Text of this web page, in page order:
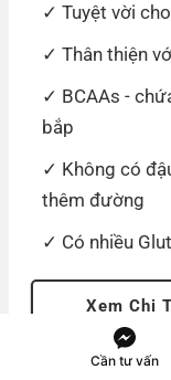
Tuyệt vời
Thân thiện
BCAAs -
bắp
Không có
thêm đường
Có nhiều
Xem Chi
Chọn
Cần tư vấn